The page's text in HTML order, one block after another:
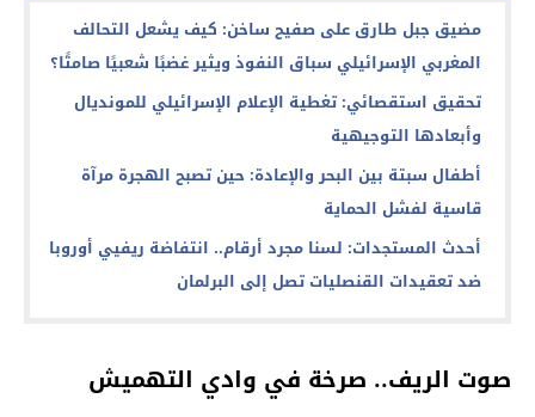
مضيق جبل طارق على صفيح ساخن: كيف يشعل التحالف
المغربي الإسرائيلي سباق النفوذ ويثير غضبًا شعبيًا صامتًا؟
تحقيق استقصائي: تغطية الإعلام الإسرائيلي للمونديال
وأبعادها التوجيهية
أطفال سبتة بين البحر والإعادة: حين تصبح الهجرة مرآة
قاسية لفشل الحماية
أحدث المستجدات: لسنا مجرد أرقام.. انتفاضة ريفيي أوروبا
ضد تعقيدات القنصليات تصل إلى البرلمان
صوت الريف.. صرخة في وادي التهميش